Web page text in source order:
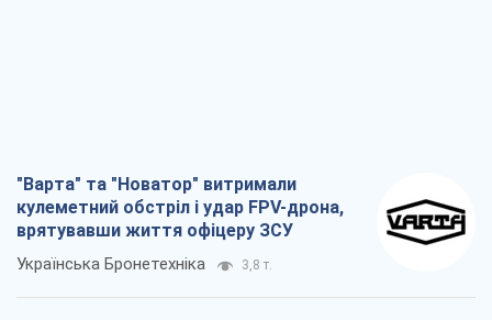
"Варта" та "Новатор" витримали
кулеметний обстріл і удар FPV-дрона,
врятувавши життя офіцеру ЗСУ
Українська Бронетехніка 3,8 т.